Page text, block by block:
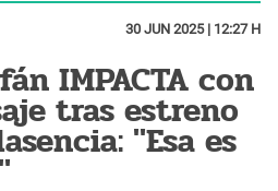
30 JUN 2025 | 12:27 H
IMPACTA con
tras estreno
"Esa es